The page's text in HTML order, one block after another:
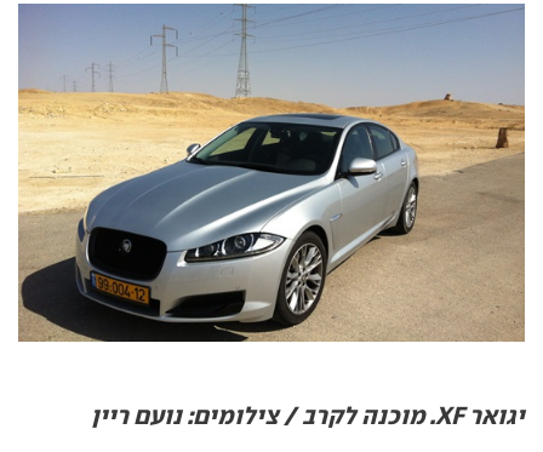
יגואר XF. מוכנה לקרב / צילומים: נועם ריין